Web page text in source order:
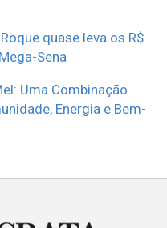
quase leva os R$
Sena
Uma Combinação
Energia e Bem-